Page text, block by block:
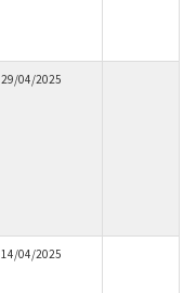
29/04/2025
14/04/2025